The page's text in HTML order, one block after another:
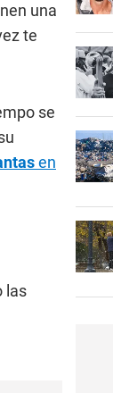
una
te
se
en
las